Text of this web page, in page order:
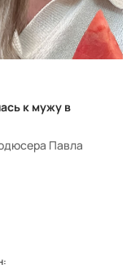
к мужу в
Павла